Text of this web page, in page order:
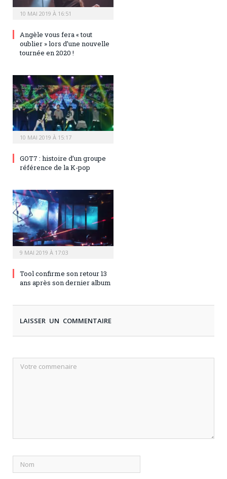
10 MAI 2019 À 16:51
Angèle vous fera « tout
oublier » lors d’une nouvelle
tournée en 2020 !
10 MAI 2019 À 15:17
GOT7 : histoire d’un groupe
référence de la K-pop
9 MAI 2019 À 17:03
Tool confirme son retour 13
ans après son dernier album
LAISSER UN COMMENTAIRE